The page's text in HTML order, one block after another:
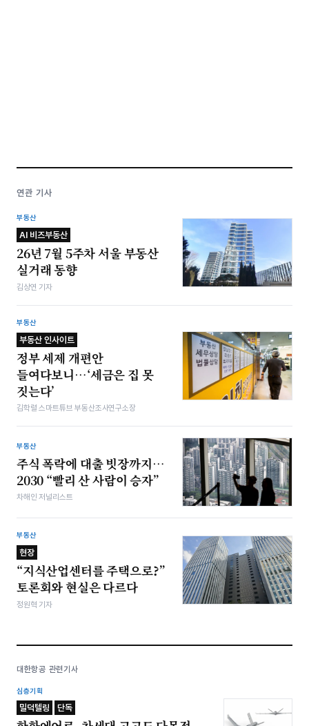
연관 기사
부동산
AI 비즈부동산
26년 7월 5주차 서울 부동산
실거래 동향
김상연 기자
부동산
부동산 인사이트
정부 세제 개편안
들여다보니…‘세금은 집 못
짓는다’
김학렬 스마트튜브 부동산조사연구소장
부동산
주식 폭락에 대출 빗장까지…
2030 “빨리 산 사람이 승자”
차해인 저널리스트
부동산
현장
“지식산업센터를 주택으로?”
토론회와 현실은 다르다
정원혁 기자
대한항공 관련기사
심층기획
밀덕텔링 단독